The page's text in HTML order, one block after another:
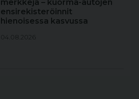
merkkejä – kuorma-autojen
ensirekisteröinnit
hienoisessa kasvussa
04.08.2026